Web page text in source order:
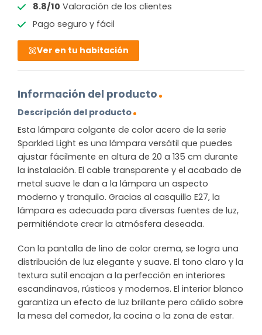
8.8/10 Valoración de los clientes
Pago seguro y fácil
Ver en tu habitación
Información del producto
Descripción del producto
Esta lámpara colgante de color acero de la serie
Sparkled Light es una lámpara versátil que puedes
ajustar fácilmente en altura de 20 a 135 cm durante
la instalación. El cable transparente y el acabado de
metal suave le dan a la lámpara un aspecto
moderno y tranquilo. Gracias al casquillo E27, la
lámpara es adecuada para diversas fuentes de luz,
permitiéndote crear la atmósfera deseada.
Con la pantalla de lino de color crema, se logra una
distribución de luz elegante y suave. El tono claro y la
textura sutil encajan a la perfección en interiores
escandinavos, rústicos y modernos. El interior blanco
garantiza un efecto de luz brillante pero cálido sobre
la mesa del comedor, la cocina o la zona de estar.